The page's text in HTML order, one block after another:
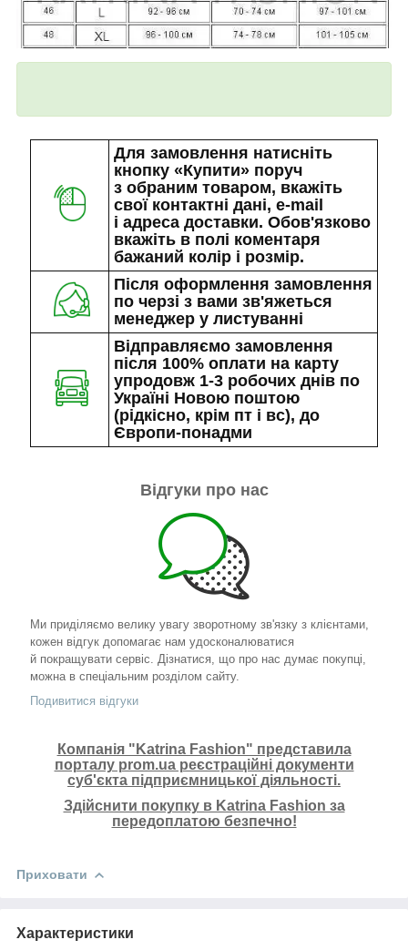
Для замовлення натисніть
кнопку «Купити» поруч
з обраним товаром, вкажіть
свої контактні дані, e-mail
і адреса доставки. Обов'язково
вкажіть в полі коментаря
бажаний колір і розмір.
Після оформлення замовлення
по черзі з вами зв'яжеться
менеджер у листуванні
Відправляємо замовлення
після 100% оплати на карту
упродовж 1-3 робочих днів по
Україні Новою поштою
(рідкісно, крім пт і вс), до
Європи-понадми
Відгуки про нас
Ми приділяємо велику увагу зворотному зв'язку з клієнтами,
кожен відгук допомагає нам удосконалюватися
й покращувати сервіс. Дізнатися, що про нас думає покупці,
можна в спеціальним розділом сайту.
Подивитися відгуки
Компанія "Katrina Fashion" представила
порталу prom.ua реєстраційні документи
суб'єкта підприємницької діяльності.
Здійснити покупку в Katrina Fashion за
передоплатою безпечно!
Приховати
Характеристики